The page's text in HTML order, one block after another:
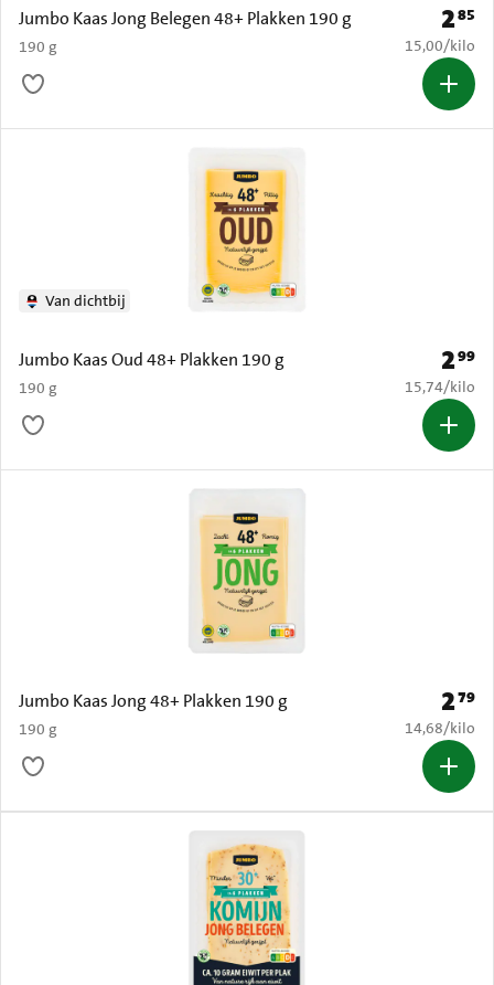
Jumbo Kaas Jong Belegen 48+ Plakken 190 g
190 g
Prijs:
285
€ 15,00 per
15,00/kilo
Jumbo Kaas Oud 48+ Plakken 190 g
190 g
Van dichtbij
Prijs:
299
€ 15,74 per
15,74/kilo
Jumbo Kaas Jong 48+ Plakken 190 g
190 g
Prijs:
279
€ 14,68 per
14,68/kilo